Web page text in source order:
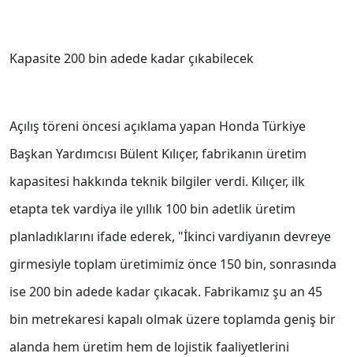
Kapasite 200 bin adede kadar çıkabilecek
Açılış töreni öncesi açıklama yapan Honda Türkiye
Başkan Yardımcısı Bülent Kılıçer, fabrikanın üretim
kapasitesi hakkında teknik bilgiler verdi. Kılıçer, ilk
etapta tek vardiya ile yıllık 100 bin adetlik üretim
planladıklarını ifade ederek, "İkinci vardiyanın devreye
girmesiyle toplam üretimimiz önce 150 bin, sonrasında
ise 200 bin adede kadar çıkacak. Fabrikamız şu an 45
bin metrekaresi kapalı olmak üzere toplamda geniş bir
alanda hem üretim hem de lojistik faaliyetlerini